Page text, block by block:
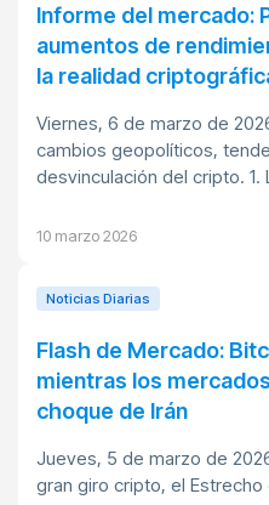
Informe del mercado:
aumentos de
la realidad
Viernes, 6 de marzo de
cambios geopolíticos,
desvinculación del cripto. 1.
10 marzo 2026
Noticias Diarias
Flash de Mercado:
mientras los
choque de Irán
Jueves, 5 de marzo de
gran giro cripto, el